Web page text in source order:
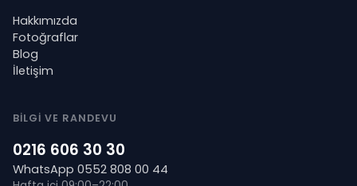
Hakkımızda
Fotoğraflar
Blog
İletişim
BİLGİ VE RANDEVU
0216 606 30 30
WhatsApp 0552 808 00 44